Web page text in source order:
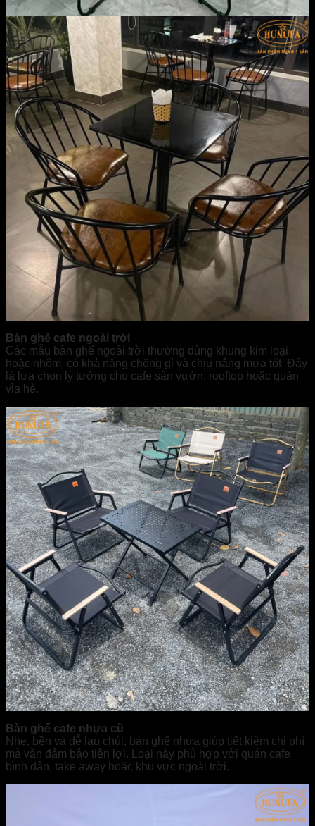
Bàn ghế cafe ngoài trời
Các mẫu bàn ghế ngoài trời thường dùng khung kim loại
hoặc nhôm, có khả năng chống gỉ và chịu nắng mưa tốt. Đây
là lựa chọn lý tưởng cho cafe sân vườn, rooftop hoặc quán
vỉa hè.
Bàn ghế cafe nhựa cũ
Nhẹ, bền và dễ lau chùi, bàn ghế nhựa giúp tiết kiệm chi phí
mà vẫn đảm bảo tiện lợi. Loại này phù hợp với quán cafe
bình dân, take away hoặc khu vực ngoài trời.